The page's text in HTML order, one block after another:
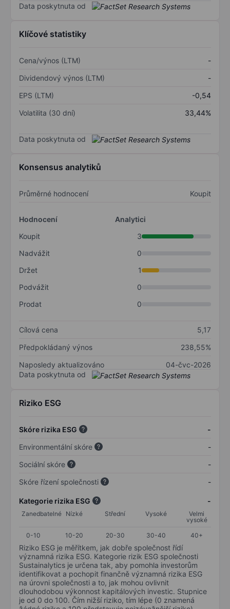
Data poskytnuta od
Klíčové statistiky
Cena/výnos (LTM)
-
Dividendový výnos (LTM)
-
EPS (LTM)
-0,54
Volatilita (30 dní)
33,44%
Data poskytnuta od
Konsensus analytiků
Průměrné hodnocení Koupit
Hodnocení
Analytici
Koupit
3
Nadvážit
0
Držet
1
Podvážit
0
Prodat
0
Cílová cena
5,17
Předpokládaný výnos
238,55%
Naposledy aktualizováno
04-čvc-2026
Data poskytnuta od
Riziko ESG
Skóre rizika ESG
-
Environmentální skóre
-
Sociální skóre
-
Skóre řízení společnosti
-
Kategorie rizika ESG -
Zanedbatelné Nízké Střední Vysoké
Velmi
vysoké
0-10
10-20 20-30 30-40 40+
Riziko ESG je měřítkem, jak dobře společnost řídí
významná rizika ESG. Kategorie rizik ESG společnosti
Sustainalytics je určena tak, aby pomohla investorům
identifikovat a pochopit finančně významná rizika ESG
na úrovni společnosti a to, jak mohou ovlivnit
dlouhodobou výkonnost kapitálových investic. Stupnice
je od 0 do 100. Čím nižší riziko, tím lépe (0 znamená